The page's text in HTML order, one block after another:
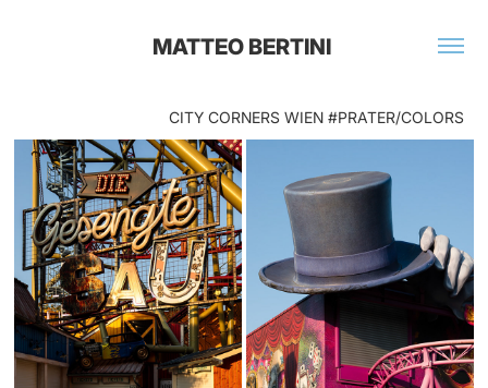
MATTEO BERTINI
CITY CORNERS WIEN #PRATER/COLORS